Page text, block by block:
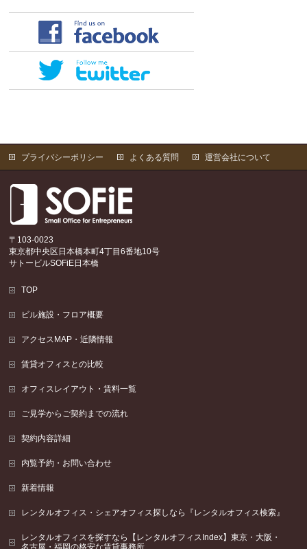
プライバシーポリシー よくある質問 運営会社について
〒 103-0023
東京都中央区 日本橋本町4丁目6番地10号
サトービルSOFiE日本橋
TOP
ビル施設・フロア概要
アクセスMAP・近隣情報
賃貸オフィスとの比較
オフィスレイアウト・賃料一覧
ご見学からご契約までの流れ
契約内容詳細
内覧予約・お問い合わせ
新着情報
レンタルオフィス・シェアオフィス探しなら『レンタルオフィス検索』
レンタルオフィスを探すなら【レンタルオフィスIndex】東京・大阪・
名古屋・福岡の格安な賃貸事務所